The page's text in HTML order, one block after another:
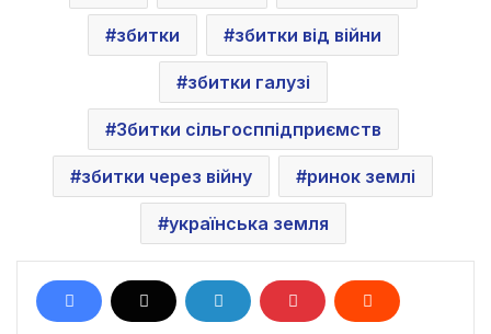
збитки збитки від війни
збитки галузі
Збитки сільгосппідприємств
збитки через війну ринок землі
українська земля